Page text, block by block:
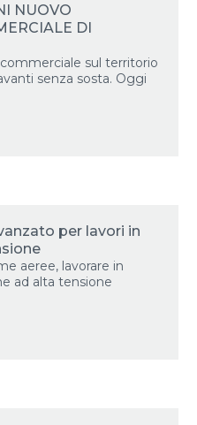
NUOVO
DI
sul territorio
senza sosta. Oggi
per lavori in
aeree, lavorare in
ad alta tensione